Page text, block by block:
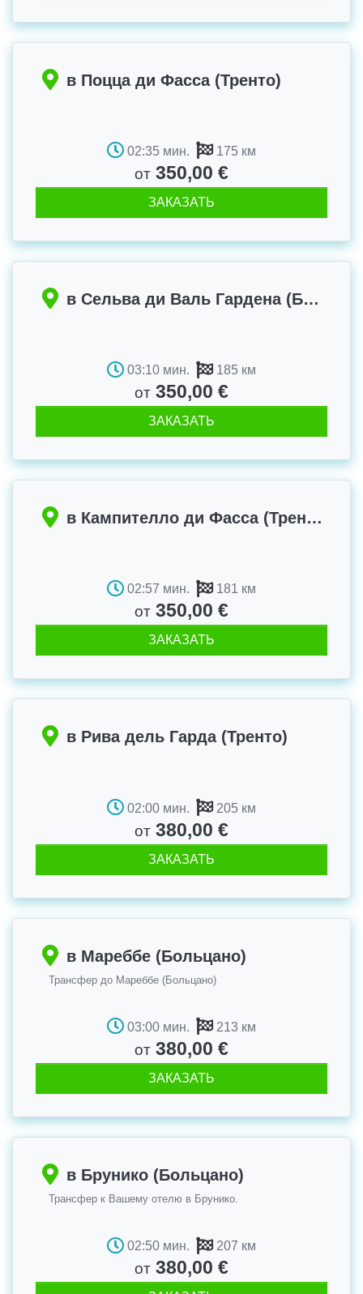
в Поцца ди Фасса (Тренто)
02:35 мин. 175 км
от 350,00 €
ЗАКАЗАТЬ
в Сельва ди Валь Гардена (Больцано)
03:10 мин. 185 км
от 350,00 €
ЗАКАЗАТЬ
в Кампителло ди Фасса (Тренто)
02:57 мин. 181 км
от 350,00 €
ЗАКАЗАТЬ
в Рива дель Гарда (Тренто)
02:00 мин. 205 км
от 380,00 €
ЗАКАЗАТЬ
в Мареббе (Больцано)
Трансфер до Мареббе (Больцано)
03:00 мин. 213 км
от 380,00 €
ЗАКАЗАТЬ
в Брунико (Больцано)
Трансфер к Вашему отелю в Брунико.
02:50 мин. 207 км
от 380,00 €